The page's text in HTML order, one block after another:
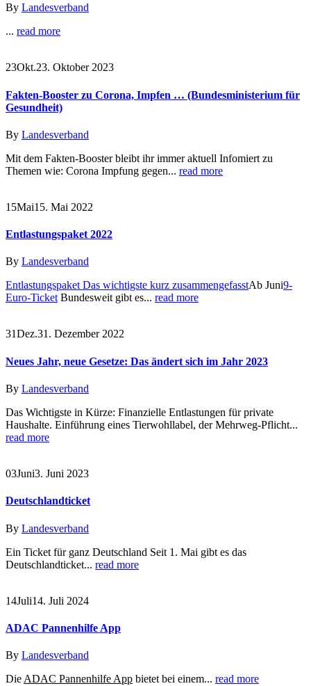
By Landesverband
... read more
23Okt.23. Oktober 2023
Fakten-Booster zu Corona, Impfen … (Bundesministerium für
Gesundheit)
By Landesverband
Mit dem Fakten-Booster bleibt ihr immer aktuell Infomiert zu
Themen wie: Corona Impfung gegen... read more
15Mai15. Mai 2022
Entlastungspaket 2022
By Landesverband
Entlastungspaket Das wichtigste kurz zusammengefasstAb Juni9-
Euro-TicketBundesweit gibt es... read more
31Dez.31. Dezember 2022
Neues Jahr, neue Gesetze: Das ändert sich im Jahr 2023
By Landesverband
Das Wichtigste in Kürze: Finanzielle Entlastungen für private
Haushalte. Einführung eines Tierwohllabel, der Mehrweg-Pflicht...
read more
03Juni3. Juni 2023
Deutschlandticket
By Landesverband
Ein Ticket für ganz Deutschland Seit 1. Mai gibt es das
Deutschlandticket... read more
14Juli14. Juli 2024
ADAC Pannenhilfe App
By Landesverband
Die ADAC Pannenhilfe App bietet bei einem... read more